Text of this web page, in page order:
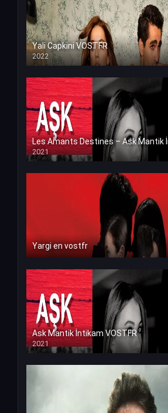
Yali Capkini VOSTFR
2022
2021
Yargi en vostfr
Ask Mantik İntikam VOSTFR
2021